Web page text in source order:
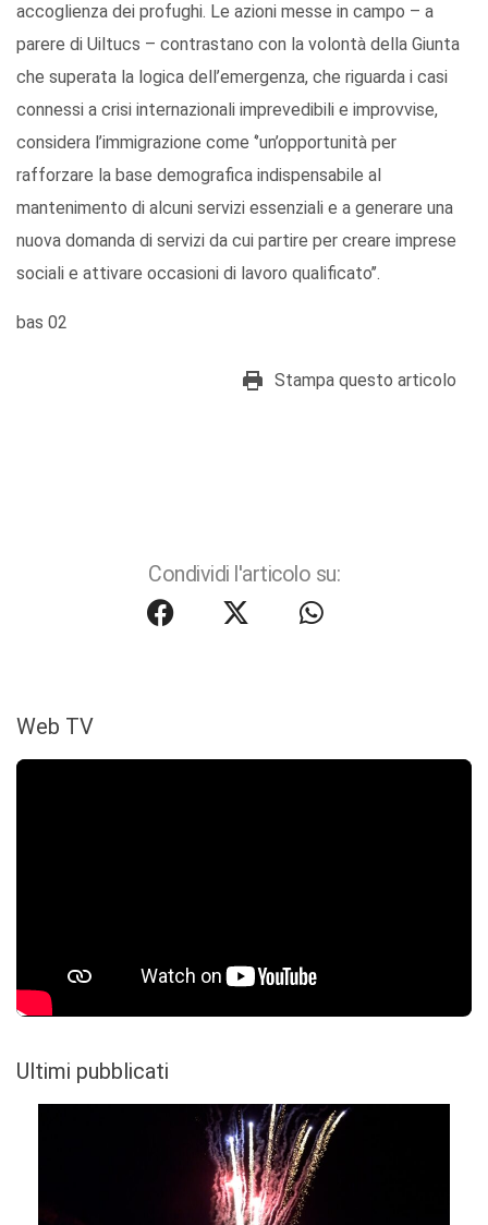
accoglienza dei profughi. Le azioni messe in campo – a
parere di Uiltucs – contrastano con la volontà della Giunta
che superata la logica dell’emergenza, che riguarda i casi
connessi a crisi internazionali imprevedibili e improvvise,
considera l’immigrazione come ‘’un’opportunità per
rafforzare la base demografica indispensabile al
mantenimento di alcuni servizi essenziali e a generare una
nuova domanda di servizi da cui partire per creare imprese
sociali e attivare occasioni di lavoro qualificato’’.
bas 02
Stampa questo articolo
Condividi l'articolo su:
Web TV
Ultimi pubblicati